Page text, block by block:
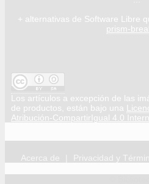
+ alternativas de Software Libre
prism-
Los artículos a excepción de las
de productos, están bajo una
Atribución-CompartirIgual 4.0
Acerca de Privacidad y